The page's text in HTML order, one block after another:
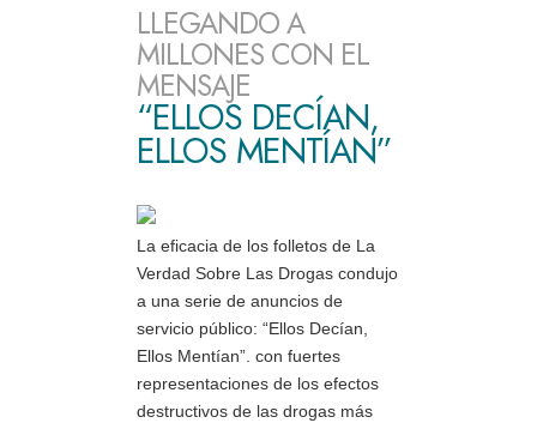
LLEGANDO A
MILLONES CON EL
MENSAJE
“ELLOS DECÍAN,
ELLOS MENTÍAN”
La eficacia de los folletos de La
Verdad Sobre Las Drogas condujo
a una serie de anuncios de
servicio público: “Ellos Decían,
Ellos Mentían”. con fuertes
representaciones de los efectos
destructivos de las drogas más